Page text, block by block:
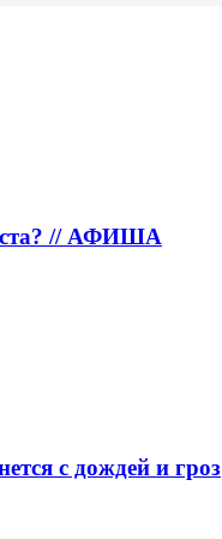
// АФИША
с дождей и гроз